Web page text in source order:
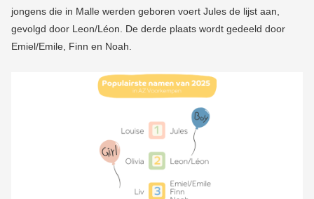
jongens die in Malle werden geboren voert Jules de lijst aan,
gevolgd door Leon/Léon. De derde plaats wordt gedeeld door
Emiel/Emile, Finn en Noah.